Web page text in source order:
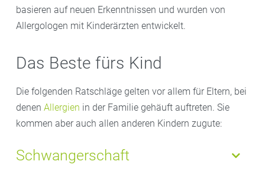
basieren auf neuen Erkenntnissen und wurden von
Allergologen mit Kinderärzten entwickelt.
Das Beste fürs Kind
Die folgenden Ratschläge gelten vor allem für Eltern, bei
denen Allergien in der Familie gehäuft auftreten. Sie
kommen aber auch allen anderen Kindern zugute:
Schwangerschaft